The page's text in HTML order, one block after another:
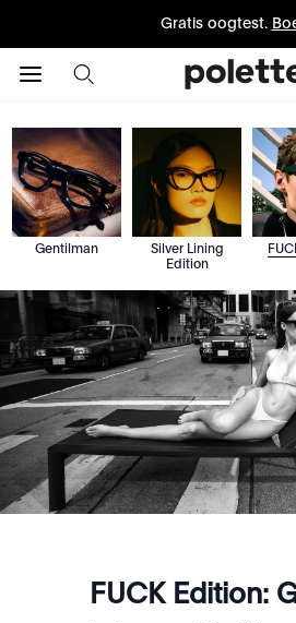
Gratis oogtest.
Gentilman
Silver Lining
Edition
FUCK Edition: